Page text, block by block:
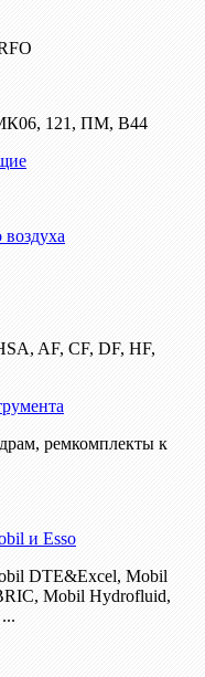
121, ПМ, В44
AF, CF, DF, HF,
ремкомплекты к
и Esso
DTE&Excel, Mobil
Mobil Hydrofluid,